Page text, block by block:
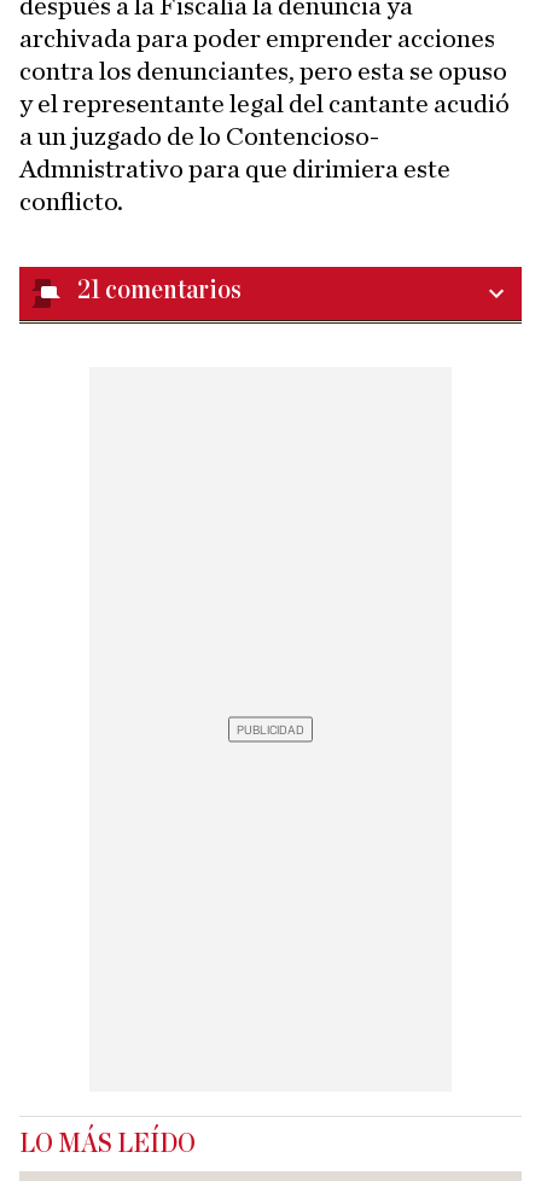
después a la Fiscalía la denuncia ya
archivada para poder emprender acciones
contra los denunciantes, pero esta se opuso
y el representante legal del cantante acudió
a un juzgado de lo Contencioso-
Admnistrativo para que dirimiera este
conflicto.
21 comentarios
LO MÁS LEÍDO